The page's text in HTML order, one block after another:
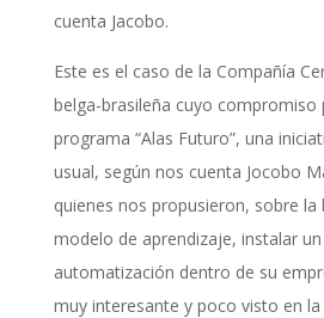
cuenta Jacobo.
Este es el caso de la Compañía
belga-brasileña cuyo compromiso
programa “Alas Futuro”, una
usual, según nos cuenta Jocobo
quienes nos propusieron, sobre la
modelo de aprendizaje, instalar
automatización dentro de su
muy interesante y poco visto en la